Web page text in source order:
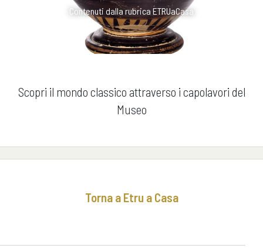
Contenuti dalla rubrica ETRUaCasa
Scopri il mondo classico attraverso i capolavori del
Museo
Torna a Etru a Casa